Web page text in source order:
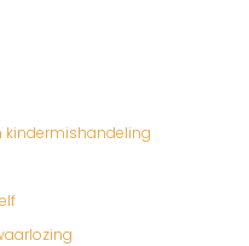
kindermishandeling